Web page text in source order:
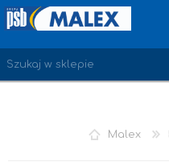
ZAREJESTRUJ SIĘ
Malex